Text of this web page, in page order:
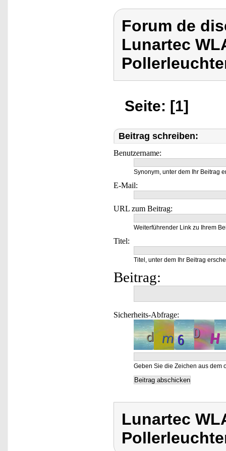
Forum de
Lunartec
Seite: [1]
Beitrag schreiben:
Benutzername:
Synonym, unter dem Ihr Beitrag
E-Mail:
URL zum Beitrag:
Weiterführender Link zu Ihrem
Titel:
Titel, unter dem Ihr Beitrag
Beitrag:
Sicherheits-Abfrage:
Geben Sie die Zeichen aus dem
Lunartec